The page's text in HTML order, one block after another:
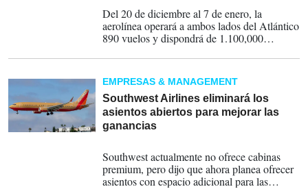
Del 20 de diciembre al 7 de enero, la
aerolínea operará a ambos lados del Atlántico
890 vuelos y dispondrá de 1.100,000
EMPRESAS & MANAGEMENT
Southwest Airlines eliminará los
asientos abiertos para mejorar las
ganancias
Southwest actualmente no ofrece cabinas
premium, pero dijo que ahora planea ofrecer
asientos con espacio adicional para las